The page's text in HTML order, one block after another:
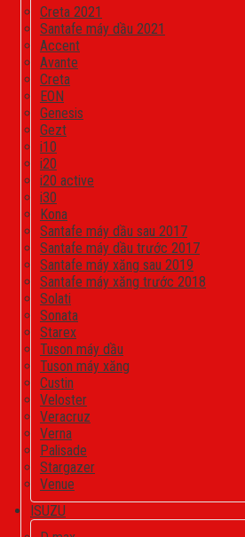
Creta 2021
Santafe máy dầu 2021
Accent
Avante
Creta
EON
Genesis
Gezt
i10
i20
i20 active
i30
Kona
Santafe máy dầu sau 2017
Santafe máy dầu trước 2017
Santafe máy xăng sau 2019
Santafe máy xăng trước 2018
Solati
Sonata
Starex
Tuson máy dầu
Tuson máy xăng
Custin
Veloster
Veracruz
Verna
Palisade
Stargazer
Venue
ISUZU